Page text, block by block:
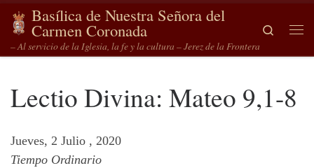
Saltar al contenido
Basílica de Nuestra Señora del
Carmen Coronada
– Al servicio de la Iglesia, la fe y la cultura – Jerez de la Frontera
Search
Lectio Divina: Mateo 9,1-8
Jueves, 2 Julio , 2020
Tiempo Ordinario